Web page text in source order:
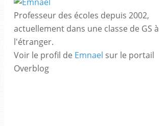
Professeur des écoles depuis 2002,
actuellement dans une classe de GS à
l'étranger.
Voir le profil de Emnael sur le portail
Overblog